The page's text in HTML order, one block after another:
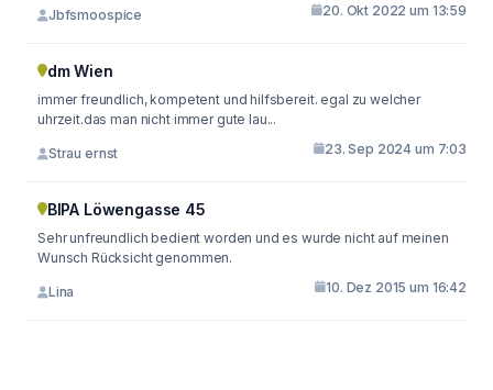
Jbfsmoospice 20. Okt 2022 um 13:59
dm Wien
immer freundlich, kompetent und hilfsbereit. egal zu welcher
uhrzeit.das man nicht immer gute lau...
Strau ernst 23. Sep 2024 um 7:03
BIPA Löwengasse 45
Sehr unfreundlich bedient worden und es wurde nicht auf meinen
Wunsch Rücksicht genommen.
Lina 10. Dez 2015 um 16:42